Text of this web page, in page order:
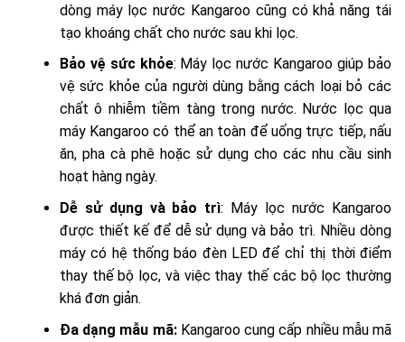
dòng máy lọc nước Kangaroo cũng có khả năng tái
tạo khoáng chất cho nước sau khi lọc.
Bảo vệ sức khỏe: Máy lọc nước Kangaroo giúp bảo
vệ sức khỏe của người dùng bằng cách loại bỏ các
chất ô nhiễm tiềm tàng trong nước. Nước lọc qua
máy Kangaroo có thể an toàn để uống trực tiếp, nấu
ăn, pha cà phê hoặc sử dụng cho các nhu cầu sinh
hoạt hàng ngày.
Dễ sử dụng và bảo trì: Máy lọc nước Kangaroo
được thiết kế để dễ sử dụng và bảo trì. Nhiều dòng
máy có hệ thống báo đèn LED để chỉ thị thời điểm
thay thế bộ lọc, và việc thay thế các bộ lọc thường
khá đơn giản.
Đa dạng mẫu mã:Kangaroo cung cấp nhiều mẫu mã